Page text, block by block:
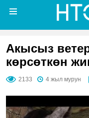
Акысыз
көрсөткөн
2133 4 жыл мурун